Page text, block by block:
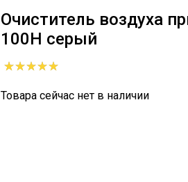
Очиститель воздуха
100H серый
Товара сейчас нет в наличии